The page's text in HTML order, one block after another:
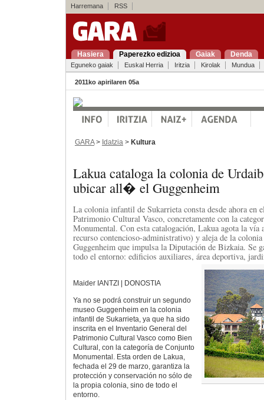
Harremana RSS
Hasiera Paperezko edizioa Gaiak Denda
Eguneko gaiak Euskal Herria Iritzia Kirolak Mundua
2011ko apirilaren 05a
GARA> Idatzia > Kultura
Lakua cataloga la colonia de
ubicar all� el Guggenheim
La colonia infantil de Sukarrieta consta desde ahora en
Patrimonio Cultural Vasco, concretamente con la
Monumental. Con esta catalogación, Lakua agota la vía
recurso contencioso-administrativo) y aleja de la
Guggenheim que impulsa la Diputación de Bizkaia. Se
todo el entorno: edificios auxiliares, área deportiva,
Maider IANTZI | DONOSTIA
Ya no se podrá construir un segundo
museo Guggenheim en la colonia
infantil de Sukarrieta, ya que ha sido
inscrita en el Inventario General del
Patrimonio Cultural Vasco como Bien
Cultural, con la categoría de Conjunto
Monumental. Esta orden de Lakua,
fechada el 29 de marzo, garantiza la
protección y conservación no sólo de
la propia colonia, sino de todo el
entorno.